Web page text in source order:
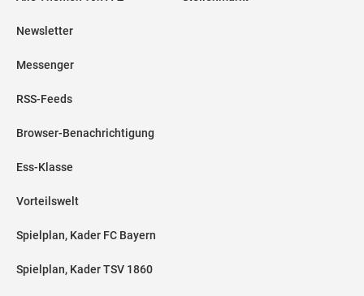
Newsletter
Messenger
RSS-Feeds
Browser-Benachrichtigung
Ess-Klasse
Vorteilswelt
Spielplan, Kader FC Bayern
Spielplan, Kader TSV 1860